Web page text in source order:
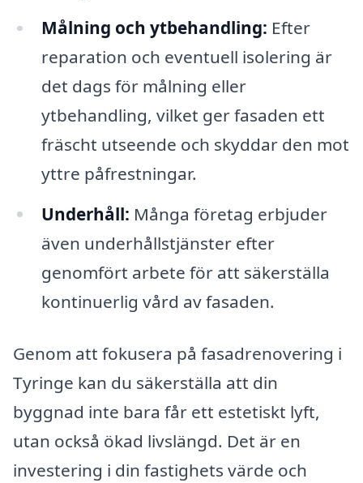
Målning och ytbehandling: Efter
reparation och eventuell isolering är
det dags för målning eller
ytbehandling, vilket ger fasaden ett
fräscht utseende och skyddar den mot
yttre påfrestningar.
Underhåll: Många företag erbjuder
även underhållstjänster efter
genomfört arbete för att säkerställa
kontinuerlig vård av fasaden.
Genom att fokusera på fasadrenovering i
Tyringe kan du säkerställa att din
byggnad inte bara får ett estetiskt lyft,
utan också ökad livslängd. Det är en
investering i din fastighets värde och